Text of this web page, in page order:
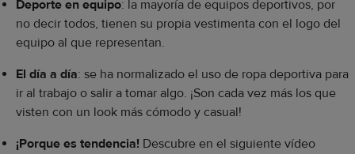
Deporte en equipo: la mayoría de equipos deportivos, por
no decir todos, tienen su propia vestimenta con el logo del
equipo al que representan.
El día a día: se ha normalizado el uso de ropa deportiva para
ir al trabajo o salir a tomar algo. ¡Son cada vez más los que
visten con un look más cómodo y casual!
¡Porque es tendencia! Descubre en el siguiente vídeo